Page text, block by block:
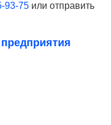
93-75 или отправить